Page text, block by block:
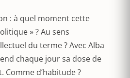
: à quel moment cette
» ? Au sens
du terme ? Avec Alba
chaque jour sa dose de
d’habitude ?